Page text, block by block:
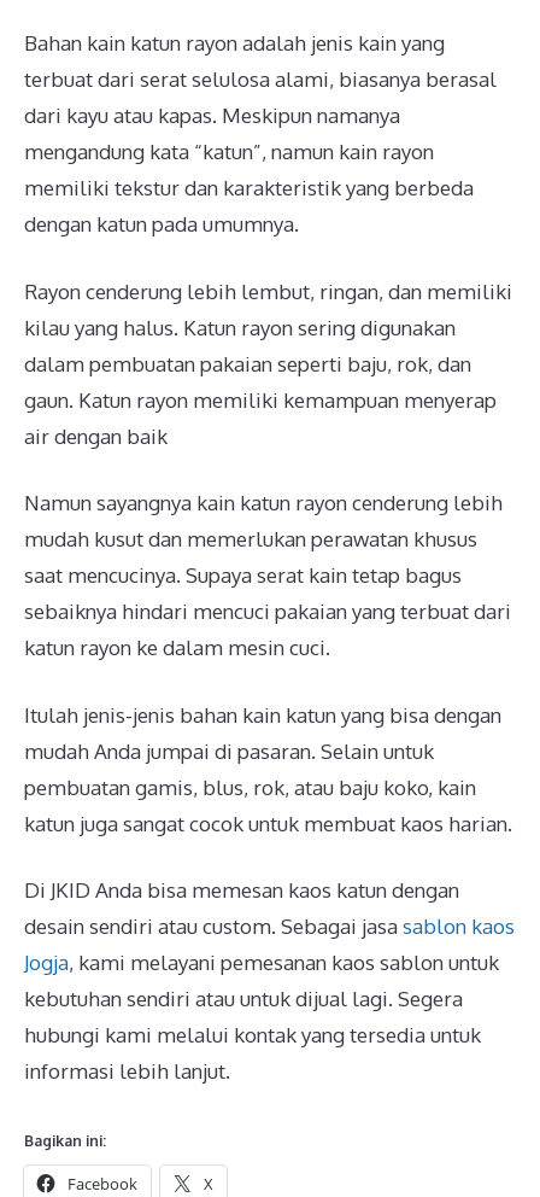
Bahan kain katun rayon adalah jenis kain yang
terbuat dari serat selulosa alami, biasanya berasal
dari kayu atau kapas. Meskipun namanya
mengandung kata “katun”, namun kain rayon
memiliki tekstur dan karakteristik yang berbeda
dengan katun pada umumnya.
Rayon cenderung lebih lembut, ringan, dan memiliki
kilau yang halus. Katun rayon sering digunakan
dalam pembuatan pakaian seperti baju, rok, dan
gaun. Katun rayon memiliki kemampuan menyerap
air dengan baik
Namun sayangnya kain katun rayon cenderung lebih
mudah kusut dan memerlukan perawatan khusus
saat mencucinya. Supaya serat kain tetap bagus
sebaiknya hindari mencuci pakaian yang terbuat dari
katun rayon ke dalam mesin cuci.
Itulah jenis-jenis bahan kain katun yang bisa dengan
mudah Anda jumpai di pasaran. Selain untuk
pembuatan gamis, blus, rok, atau baju koko, kain
katun juga sangat cocok untuk membuat kaos harian.
Di JKID Anda bisa memesan kaos katun dengan
desain sendiri atau custom. Sebagai jasasablon kaos
Jogja, kami melayani pemesanan kaos sablon untuk
kebutuhan sendiri atau untuk dijual lagi. Segera
hubungi kami melalui kontak yang tersedia untuk
informasi lebih lanjut.
Bagikan ini:
Facebook X